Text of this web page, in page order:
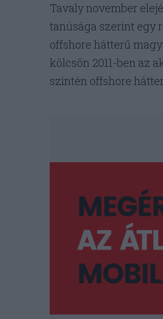
Tavaly november
tanúsága szerint egy
offshore hátterű
kölcsön 2011-ben az
szintén offshore